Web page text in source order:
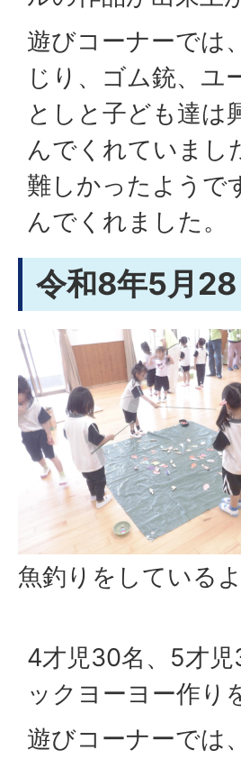
遊びコーナーでは
じり、ゴム銃、
としと子ども達は
んでくれていまし
難しかったようで
んでくれました。
令和8年5月
魚釣りをしているよ
4才児30名、5才
ックヨーヨー作り
遊びコーナーでは